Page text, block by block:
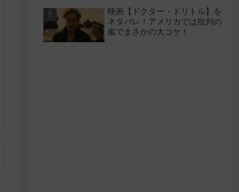
映画【ドクター・ドリトル】を
ネタバレ！アメリカでは批判の
嵐でまさかの大コケ！